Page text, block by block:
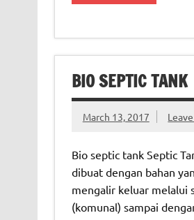
BIO SEPTIC TANK
March 13, 2017
Bio septic tank Septic
dibuat dengan bahan
mengalir keluar melalui
(komunal) sampai